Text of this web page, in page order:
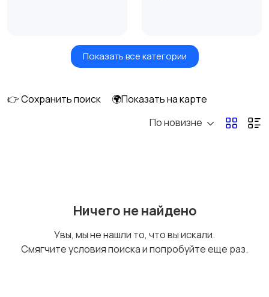
Куклы и игрушки
Оформление
Оформление
Показать все категории
👉 Сохранить поиск
🌍Показать на карте
По новизне
Ничего не найдено
Увы, мы не нашли то, что вы искали.
Смягчите условия поиска и попробуйте еще раз.